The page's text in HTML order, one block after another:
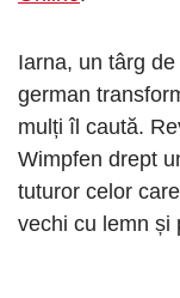
Iarna, un târg
german
mulți îl caută.
Wimpfen drept
tuturor celor
vechi cu lemn și